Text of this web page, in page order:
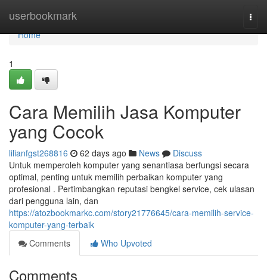
userbookmark
Home
Home
1
Cara Memilih Jasa Komputer
yang Cocok
lilianfgst268816 62 days ago News
Discuss
Untuk memperoleh komputer yang senantiasa berfungsi secara
optimal, penting untuk memilih perbaikan komputer yang
profesional . Pertimbangkan reputasi bengkel service, cek ulasan
dari pengguna lain, dan
https://atozbookmarkc.com/story21776645/cara-memilih-service-
komputer-yang-terbaik
Comments
Who Upvoted
Comments